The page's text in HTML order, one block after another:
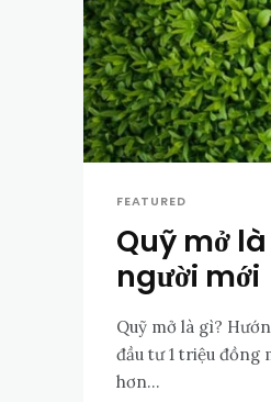
FEATURED
Quỹ mở
người mới
Quỹ mở là gì?
đầu tư 1 triệu đồng
hơn...